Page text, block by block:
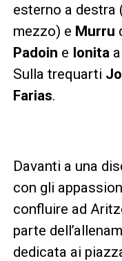
esterno a destra
mezzo) e Murru
Padoin e Ionita
Sulla trequarti
Farias.
Davanti a una
con gli
confluire ad
parte
dedicata ai